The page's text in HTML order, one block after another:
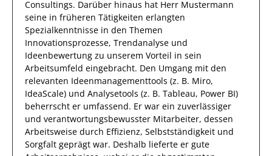
Consultings. Darüber hinaus hat Herr Mustermann
seine in früheren Tätigkeiten erlangten
Spezialkenntnisse in den Themen
Innovationsprozesse, Trendanalyse und
Ideenbewertung zu unserem Vorteil in sein
Arbeitsumfeld eingebracht. Den Umgang mit den
relevanten Ideenmanagementtools (z. B. Miro,
IdeaScale) und Analysetools (z. B. Tableau, Power BI)
beherrscht er umfassend. Er war ein zuverlässiger
und verantwortungsbewusster Mitarbeiter, dessen
Arbeitsweise durch Effizienz, Selbstständigkeit und
Sorgfalt geprägt war. Deshalb lieferte er gute